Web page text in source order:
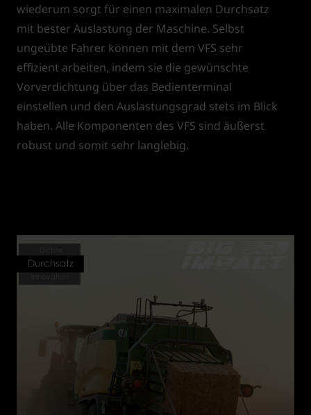
wiederum sorgt für einen maximalen Durchsatz
mit bester Auslastung der Maschine. Selbst
ungeübte Fahrer können mit dem VFS sehr
effizient arbeiten, indem sie die gewünschte
Vorverdichtung über das Bedienterminal
einstellen und den Auslastungsgrad stets im Blick
haben. Alle Komponenten des VFS sind äußerst
robust und somit sehr langlebig.